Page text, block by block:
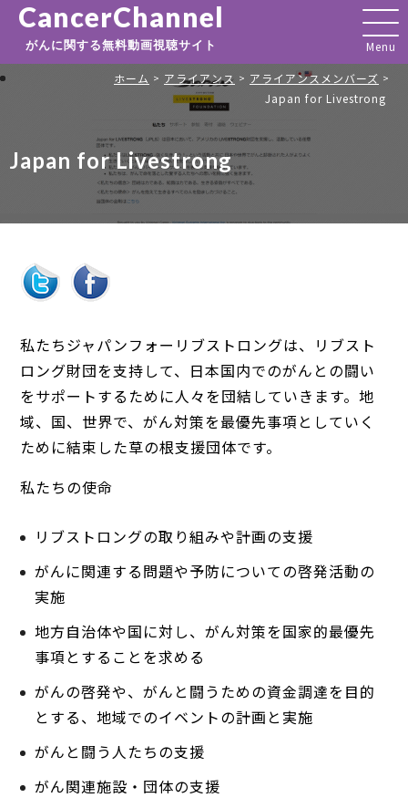
CancerChannel
がんに関する無料動画視聴サイト
ホーム > アライアンス > アライアンスメンバーズ >
Japan for Livestrong
Japan for Livestrong
私たちジャパンフォーリブストロングは、リブスト
ロング財団を支持して、日本国内でのがんとの闘い
をサポートするために人々を団結していきます。地
域、国、世界で、がん対策を最優先事項としていく
ために結束した草の根支援団体です。
私たちの使命
リブストロングの取り組みや計画の支援
がんに関連する問題や予防についての啓発活動の
実施
地方自治体や国に対し、がん対策を国家的最優先
事項とすることを求める
がんの啓発や、がんと闘うための資金調達を目的
とする、地域でのイベントの計画と実施
がんと闘う人たちの支援
がん関連施設・団体の支援